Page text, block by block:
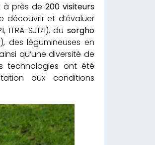
à près de 200 visiteurs
découvrir et d’évaluer
ITRA-SJ171), dusorgho
des légumineuses en
ainsi qu’une diversité de
technologies ont été
aux conditions